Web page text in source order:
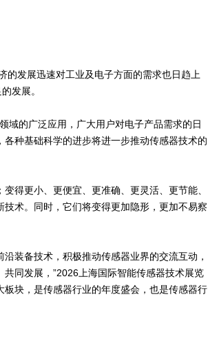
的发展迅速对工业及电子方面的需求也日趋上
发展。
域的广泛应用，广大用户对电子产品需求的日
种基础科学的进步将进一步推动传感器技术的
得更小、更便宜、更准确、更灵活、更节能、
术。同时，它们将变得更加隐形，更加不易察
装备技术，积极推动传感器业界的交流互动，
同发展，”2026上海国际智能传感器技术展览
块，是传感器行业的年度盛会，也是传感器行